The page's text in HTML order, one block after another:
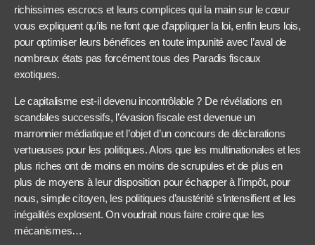
richissimes escrocs et leurs complices qui la main sur le cœur
vous expliquent qu’ils ne font que d’appliquer la loi, enfin leurs lois,
pour optimiser leurs bénéfices en toute impunité avec l’aval de
nombreux états pas forcément tous des Paradis fiscaux
exotiques.
Le capitalisme est-il devenu incontrôlable ? De révélations en
scandales successifs, l’évasion fiscale est devenue un
marronnier médiatique et l’objet d’un concours de déclarations
vertueuses pour les politiques. Alors que les multinationales et les
plus riches ont de moins en moins de scrupules et de plus en
plus de moyens à leur disposition pour échapper à l’impôt, pour
nous, simple citoyen, les politiques d’austérité s’intensifient et les
inégalités explosent. On voudrait nous faire croire que les
mécanismes…